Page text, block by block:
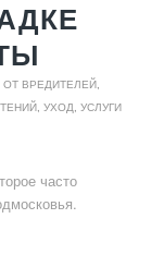
ВРЕДИТЕЛЕЙ,
УХОД УСЛУГИ
часто